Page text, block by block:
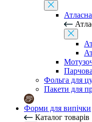
Фольга для
Пакети для
Форми для випічки
Каталог товарів